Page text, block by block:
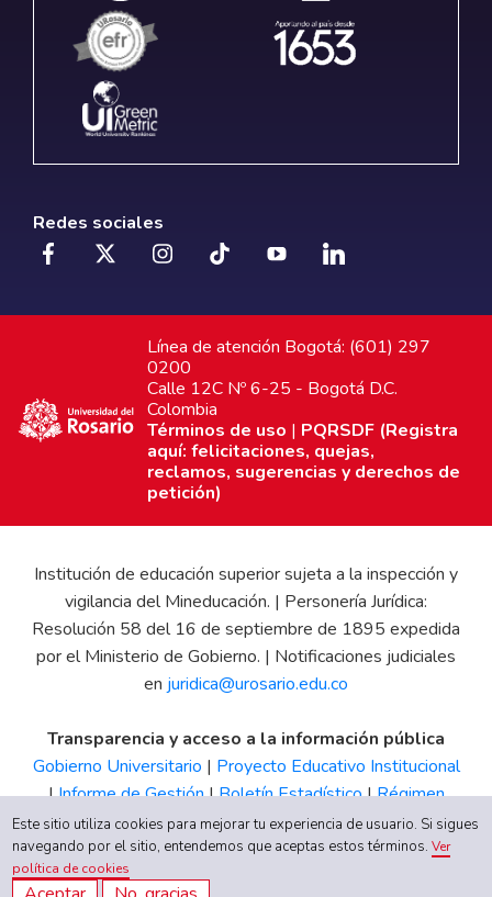
Redes sociales
Línea de atención Bogotá: (601) 297
0200
Calle 12C Nº 6-25 - Bogotá D.C.
Colombia
Términos de uso | PQRSDF (Registra
aquí: felicitaciones, quejas,
reclamos, sugerencias y derechos de
petición)
Institución de educación superior sujeta a la inspección y
vigilancia del Mineducación. | Personería Jurídica:
Resolución 58 del 16 de septiembre de 1895 expedida
por el Ministerio de Gobierno. | Notificaciones judiciales
en juridica@urosario.edu.co
Transparencia y acceso a la información pública
Gobierno Universitario | Proyecto Educativo Institucional
|Informe de Gestión|Boletín Estadístico|Régimen
Tributario|Estados Financieros |Código de Ética| Canal
de Integridad UR
Este sitio utiliza cookies para mejorar tu experiencia de usuario. Si sigues
navegando por el sitio, entendemos que aceptas estos términos.Ver
política de cookies